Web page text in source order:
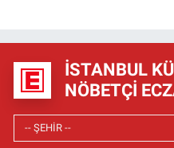
İSTANBUL
NÖBETÇI